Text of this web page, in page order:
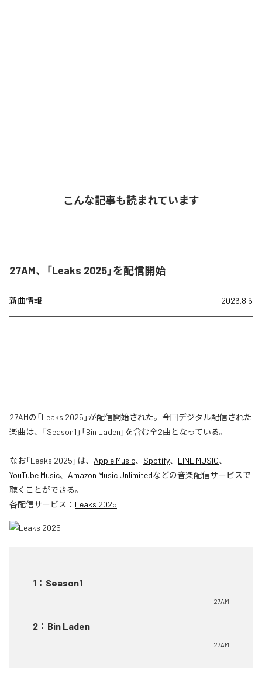
こんな記事も読まれています
27AM、「Leaks 2025」を配信開始
新曲情報 2026.8.6
27AMの「Leaks 2025」が配信開始された。今回デジタル配信された
楽曲は、「Season1」「Bin Laden」を含む全2曲となっている。
なお「Leaks 2025 」は、 Apple Music、 Spotify、 LINE MUSIC、
YouTube Music、 Amazon Music Unlimitedなどの音楽配信サービスで
聴くことができる。
各配信サービス： Leaks 2025
1 ： Season1
27AM
2 ： Bin Laden
27AM